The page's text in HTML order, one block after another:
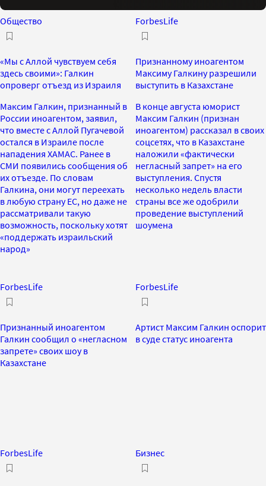
Общество
«Мы с Аллой чувствуем себя
здесь своими»: Галкин
опроверг отъезд из Израиля
Максим Галкин, признанный в
России иноагентом, заявил,
что вместе с Аллой Пугачевой
остался в Израиле после
нападения ХАМАС. Ранее в
СМИ появились сообщения об
их отъезде. По словам
Галкина, они могут переехать
в любую страну ЕС, но даже не
рассматривали такую
возможность, поскольку хотят
«поддержать израильский
народ»
ForbesLife
Признанному иноагентом
Максиму Галкину разрешили
выступить в Казахстане
В конце августа юморист
Максим Галкин (признан
иноагентом) рассказал в своих
соцсетях, что в Казахстане
наложили «фактически
негласный запрет» на его
выступления. Спустя
несколько недель власти
страны все же одобрили
проведение выступлений
шоумена
ForbesLife
Признанный иноагентом
Галкин сообщил о «негласном
запрете» своих шоу в
Казахстане
ForbesLife
Артист Максим Галкин оспорит
в суде статус иноагента
ForbesLife Бизнес